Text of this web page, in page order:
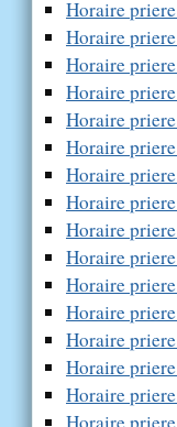
Horaire
Horaire
Horaire
Horaire
Horaire
Horaire
Horaire
Horaire
Horaire
Horaire
Horaire
Horaire
Horaire
Horaire
Horaire